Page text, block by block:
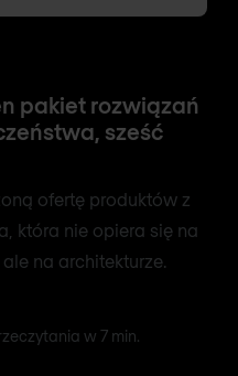
pakiet rozwiązań
sześć
ofertę produktów z
która nie opiera się na
na architekturze.
w 7 min.